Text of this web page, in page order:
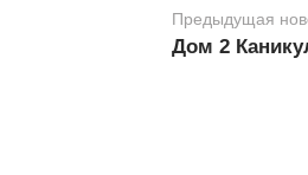
Предыдущая
Дом 2